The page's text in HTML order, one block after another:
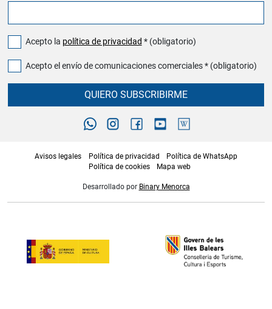
Acepto la política de privacidad * (obligatorio)
Acepto el envío de comunicaciones comerciales * (obligatorio)
QUIERO SUBSCRIBIRME
Avisos legales Política de privacidad
Política de WhatsApp
Política de cookies
Mapa web
Desarrollado por Binary Menorca